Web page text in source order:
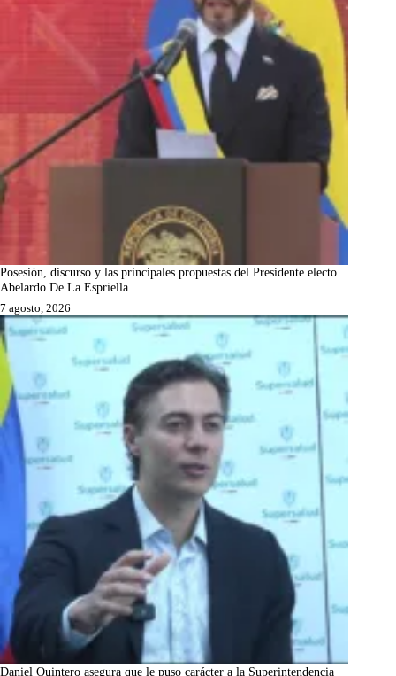
Posesión, discurso y las principales propuestas del Presidente electo
Abelardo De La Espriella
7 agosto, 2026
Daniel Quintero asegura que le puso carácter a la Superintendencia